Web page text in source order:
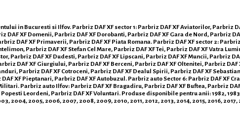
in Bucuresti si Ilfov. Parbriz DAF XF sector 1: Parbriz DAF XF Aviatorilor, Parbriz
DAF XF Domenii, Parbriz DAF XF Dorobanti, Parbriz DAF XF Gara de Nord, Parbriz
DAF XF Primaverii, Parbriz DAF XF Piata Romana. Parbriz DAF XF sector 2:
Parbriz DAF XF Stefan Cel Mare, Parbriz DAF XF Tei, Parbriz DAF XF Vatra
Parbriz DAF XF Dudesti, Parbriz DAF XF Lipscani, Parbriz DAF XF Muncii, Parbriz
DAF XF Giurgiului, Parbriz DAF XF Berceni, Parbriz DAF XF Oltenitei, Parbriz
Parbriz DAF XF Cotroceni, Parbriz DAF XF Dealul Spirii, Parbriz DAF XF
DAF XF Pieptanari, Parbriz DAF XF Autobuzul. Parbriz auto Sector 6: Parbriz DAF XF
Parbriz auto Ilfov: Parbriz DAF XF Bragadiru, Parbriz DAF XF Buftea, Parbriz
Leordeni, Parbriz DAF XF Voluntari. Produse disponibile pentru anii: 1982, 1983,
2004, 2005, 2006, 2007, 2008, 2009, 2010, 2011, 2012, 2013, 2014, 2015, 2016, 2017,